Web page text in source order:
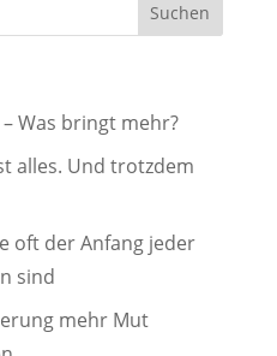
Suchen
Was bringt mehr?
alles. Und trotzdem
oft der Anfang jeder
sind
mehr Mut